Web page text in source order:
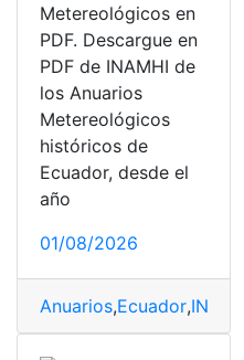
Metereológicos en
PDF. Descargue en
PDF de INAMHI de
los Anuarios
Metereológicos
históricos de
Ecuador, desde el
año
01/08/2026
Anuarios,Ecuador,INAMHI